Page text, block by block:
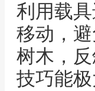
利用载
移动，
树木，
技巧能